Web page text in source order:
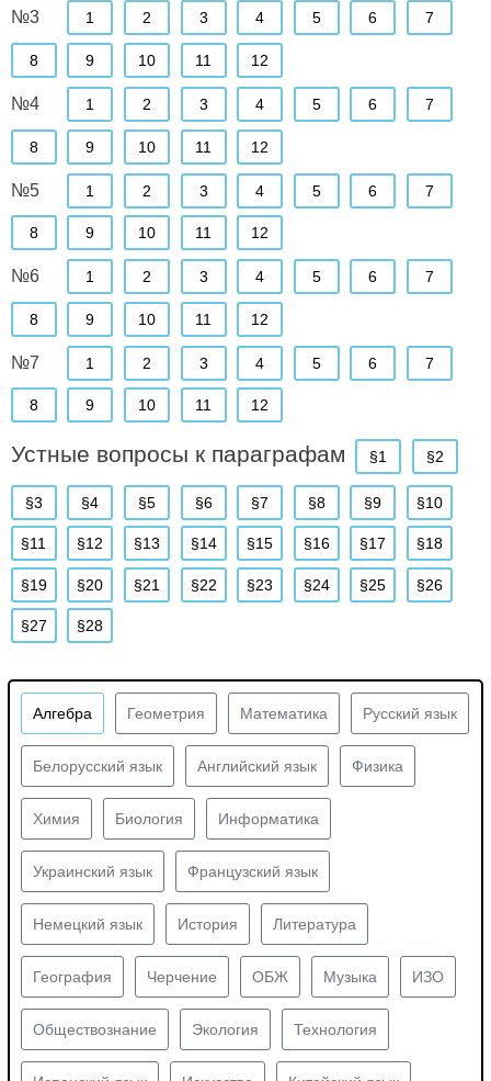
№3 1 2 3 4 5 6 7
8 9 10 11 12
№4 1 2 3 4 5 6 7
8 9 10 11 12
№5 1 2 3 4 5 6 7
8 9 10 11 12
№6 1 2 3 4 5 6 7
8 9 10 11 12
№7 1 2 3 4 5 6 7
8 9 10 11 12
Устные вопросы к параграфам §1 §2
§3 §4 §5 §6 §7 §8 §9 §10
§11 §12 §13 §14 §15 §16 §17 §18
§19 §20 §21 §22 §23 §24 §25 §26
§27 §28
Алгебра Геометрия Математика Русский язык
Белорусский язык Английский язык Физика
Химия Биология Информатика
Украинский язык Французский язык
Немецкий язык История Литература
География Черчение ОБЖ Музыка ИЗО
Обществознание Экология Технология